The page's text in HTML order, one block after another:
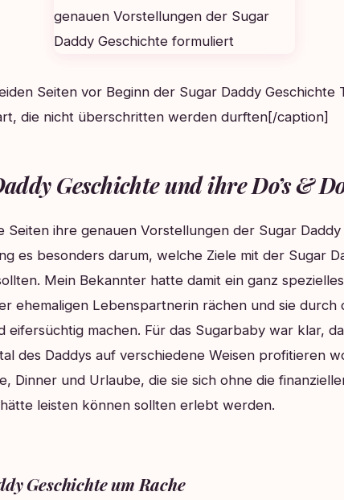
Seiten vor Beginn der Sugar Daddy Geschichte
die nicht überschritten werden durften[/caption]
Geschichte und ihre Do’s &
Seiten ihre genauen Vorstellungen der Sugar Daddy
es besonders darum, welche Ziele mit der Sugar
Mein Bekannter hatte damit ein ganz
ehemaligen Lebenspartnerin rächen und sie durch
eifersüchtig machen. Für das Sugarbaby war klar,
des Daddys auf verschiedene Weisen profitieren
Dinner und Urlaube, die sie sich ohne die
leisten können sollten erlebt werden.
Geschichte um Rache